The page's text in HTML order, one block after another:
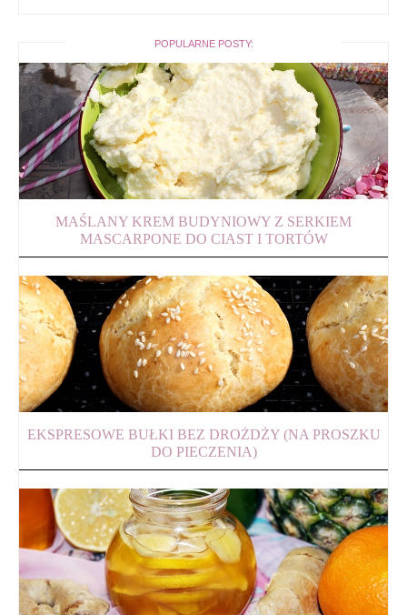
POPULARNE POSTY:
MAŚLANY KREM BUDYNIOWY Z SERKIEM
MASCARPONE DO CIAST I TORTÓW
EKSPRESOWE BUŁKI BEZ DROŻDŻY (NA PROSZKU
DO PIECZENIA)